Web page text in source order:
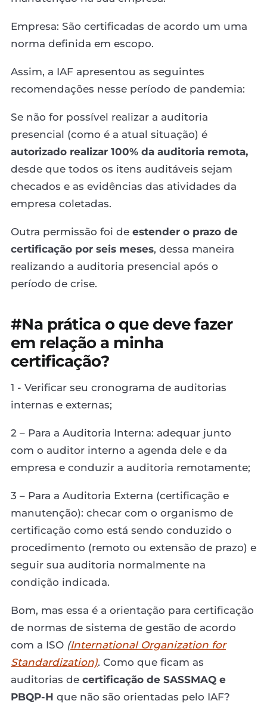
Empresa: São certificadas de acordo um uma
norma definida em escopo.
Assim, a IAF apresentou as seguintes
recomendações nesse período de pandemia:
Se não for possível realizar a auditoria
presencial (como é a atual situação) é
autorizado realizar 100% da auditoria remota,
desde que todos os itens auditáveis sejam
checados e as evidências das atividades da
empresa coletadas.
Outra permissão foi de estender o prazo de
certificação por seis meses, dessa maneira
realizando a auditoria presencial após o
período de crise.
#Na prática o que deve fazer
em relação a minha
certificação?
1 - Verificar seu cronograma de auditorias
internas e externas;
2 – Para a Auditoria Interna: adequar junto
com o auditor interno a agenda dele e da
empresa e conduzir a auditoria remotamente;
3 – Para a Auditoria Externa (certificação e
manutenção): checar com o organismo de
certificação como está sendo conduzido o
procedimento (remoto ou extensão de prazo) e
seguir sua auditoria normalmente na
condição indicada.
Bom, mas essa é a orientação para certificação
de normas de sistema de gestão de acordo
com a ISO (International Organization for
Standardization). Como que ficam as
auditorias de certificação de SASSMAQ e
PBQP-H que não são orientadas pelo IAF?